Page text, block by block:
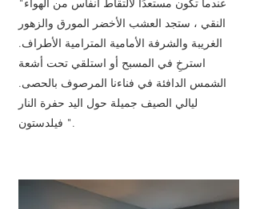
"عندما تكون مستعدًا لالتقاط أنفاس من الهواء
النقي ، ستجد العشب الأخضر المورق والزهور
الغريبة والشرفة الأمامية المترامية الأطراف.
استرخِ في المسبح أو استلقي تحت أشعة
الشمس الدافئة في فناءنا المرصوف بالحصى.
ليالي الصيف جميلة حول اليد حفرة النار
فيلدستون ".